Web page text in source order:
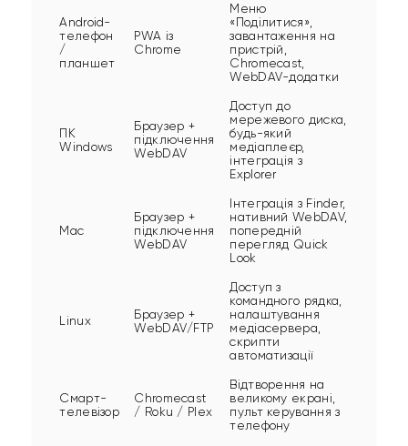
Android-
телефон
/
планшет
PWA із
Chrome
Меню
«Поділитися»,
завантаження на
пристрій,
Chromecast,
WebDAV-додатки
ПК
Windows
Браузер +
підключення
WebDAV
Доступ до
мережевого диска,
будь-який
медіаплеєр,
інтеграція з
Explorer
Mac
Браузер +
підключення
WebDAV
Інтеграція з Finder,
нативний WebDAV,
попередній
перегляд Quick
Look
Linux
Браузер +
WebDAV/FTP
Доступ з
командного рядка,
налаштування
медіасервера,
скрипти
автоматизації
Смарт-
телевізор
Chromecast
/ Roku / Plex
Відтворення на
великому екрані,
пульт керування з
телефону